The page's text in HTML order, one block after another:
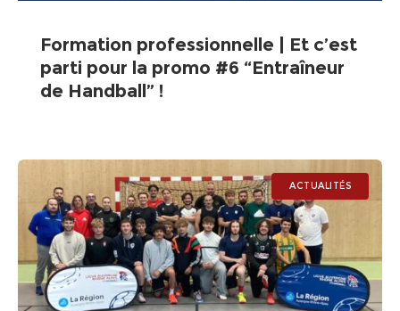
Formation professionnelle | Et c’est
parti pour la promo #6 “Entraîneur
de Handball” !
ACTUALITÉS